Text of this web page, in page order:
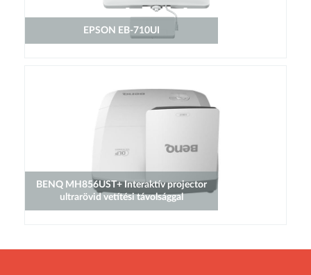
EPSON EB-710UI
BENQ MH856UST+ Interaktív projector
ultrarövid vetítési távolsággal